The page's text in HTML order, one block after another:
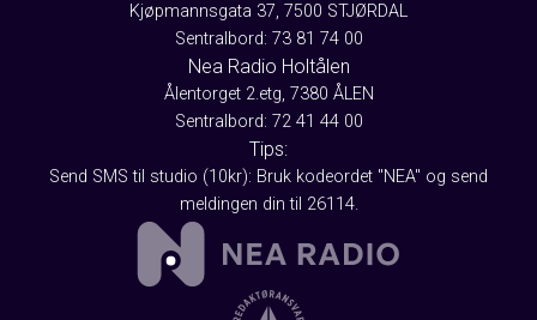
Kjøpmannsgata 37, 7500 STJØRDAL
Sentralbord: 73 81 74 00
Nea Radio Holtålen
Ålentorget 2.etg, 7380 ÅLEN
Sentralbord: 72 41 44 00
Tips:
Send SMS til studio (10kr): Bruk kodeordet "NEA" og send
meldingen din til 26114.